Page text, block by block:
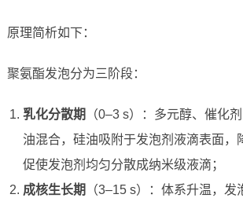
原理简析如下：
聚氨酯发泡分为三阶段：
乳化分散期
（0–3 s）：多元醇、催化
油混合，硅油吸附于发泡剂液滴表面，
促使发泡剂均匀分散成纳米级液滴；
成核生长期
（3–15 s）：体系升温，发